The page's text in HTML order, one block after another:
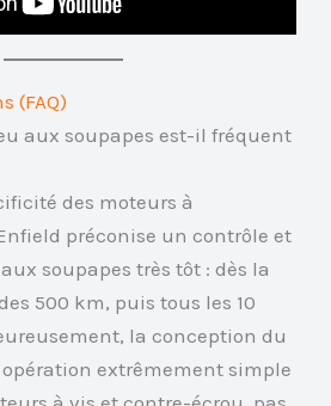
(FAQ)
aux soupapes est-il fréquent
des moteurs à
préconise un contrôle et
soupapes très tôt : dès la
500 km, puis tous les 10
la conception du
extrêmement simple